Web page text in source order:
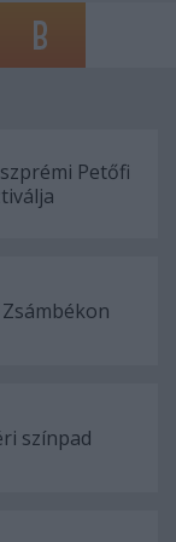
Petőfi
színpad